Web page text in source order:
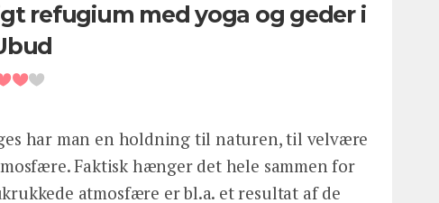
refugium med yoga og geder i
har man en holdning til naturen, til velvære
Faktisk hænger det hele sammen for
atmosfære er bl.a. et resultat af de